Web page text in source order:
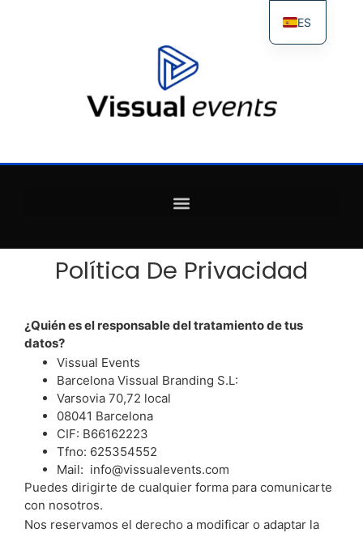
Política De Privacidad
¿Quién es el responsable del tratamiento de tus
datos?
Vissual Events
Barcelona Vissual Branding S.L:
Varsovia 70,72 local
08041 Barcelona
CIF: B66162223
Tfno: 625354552
Mail: info@vissualevents.com
Puedes dirigirte de cualquier forma para comunicarte
con nosotros.
Nos reservamos el derecho a modificar o adaptar la
ES
FR